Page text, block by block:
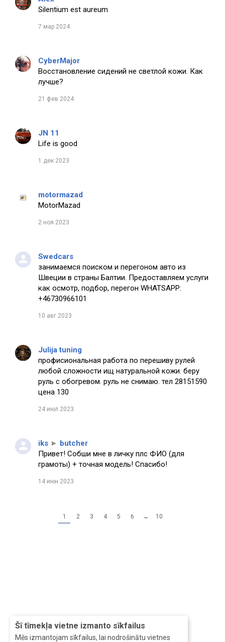
Šī tīmekļa vietne izmanto sīkfailus
Mēs izmantojam sīkfailus, lai nodrošinātu vietnes
Silentium est aureum
7 мар 2024
CyberMajor
Восстановление сидений не светлой кожи. Как
лучше?
21 фев 2024
JN 11
Life is good
1 дек 2023
motormazad
MotorMazad
2 ноя 2023
Swedcars
занимаемся поиском и перегоном авто из
Швеции в страны Балтии. Предоставляем услуги
как осмотр, подбор, перегон WHATSAPP:
+46730966101
10 авг 2023
Julija tuning
профисиональная работа по перешиву рулей
любой сложности ищ натуральной кожи. беру
руль с обогревом. руль не снимаю. тел 28151590
цена 130
24 июл 2023
iks ► butcher
Привет! Собши мне в личку плс ФИО (для
грамоты) + точная модель! Спасибо!
14 июн 2023
1 2 3 4 5 6 → 10